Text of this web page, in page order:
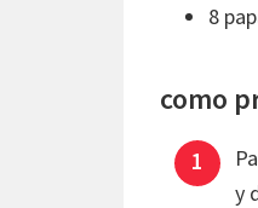
8
como
y